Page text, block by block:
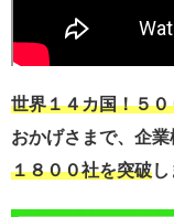
世界１４カ国！５
おかげさまで、企
１８００社を突破し